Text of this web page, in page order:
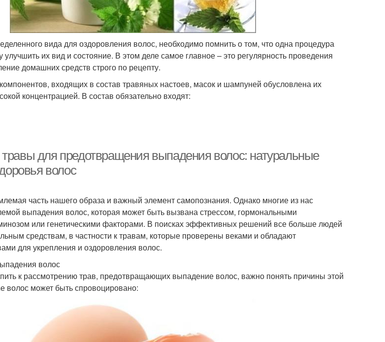
вида для оздоровления волос, необходимо помнить о том, что одна процедура
улучшить их вид и состояние. В этом деле самое главное – это регулярность проведения
домашних средств строго по рецепту.
входящих в состав травяных настоев, масок и шампуней обусловлена их
концентрацией. В состав обязательно входят:
для предотвращения выпадения волос: натуральные
волос
часть нашего образа и важный элемент самопознания. Однако многие из нас
выпадения волос, которая может быть вызвана стрессом, гормональными
или генетическими факторами. В поисках эффективных решений все больше людей
средствам, в частности к травам, которые проверены веками и обладают
для укрепления и оздоровления волос.
волос
к рассмотрению трав, предотвращающих выпадение волос, важно понять причины этой
волос может быть спровоцировано: